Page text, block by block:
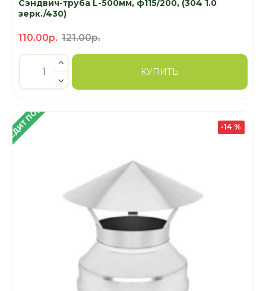
Сэндвич-труба L-500мм, ф115/200, (304 1.0
зерк./430)
110.00р. 121.00р.
КУПИТЬ
ПОД 4% -14 %